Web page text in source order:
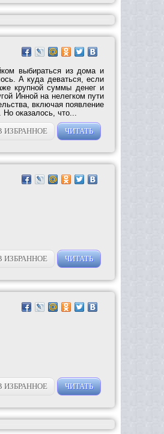
выбираться из дома и
А куда деваться, если
крупной суммы денег и
Инной на нелегком пути
включая появление
оказалось, что...
ИЗБРАННОЕ ЧИТАТЬ
ИЗБРАННОЕ ЧИТАТЬ
ИЗБРАННОЕ ЧИТАТЬ